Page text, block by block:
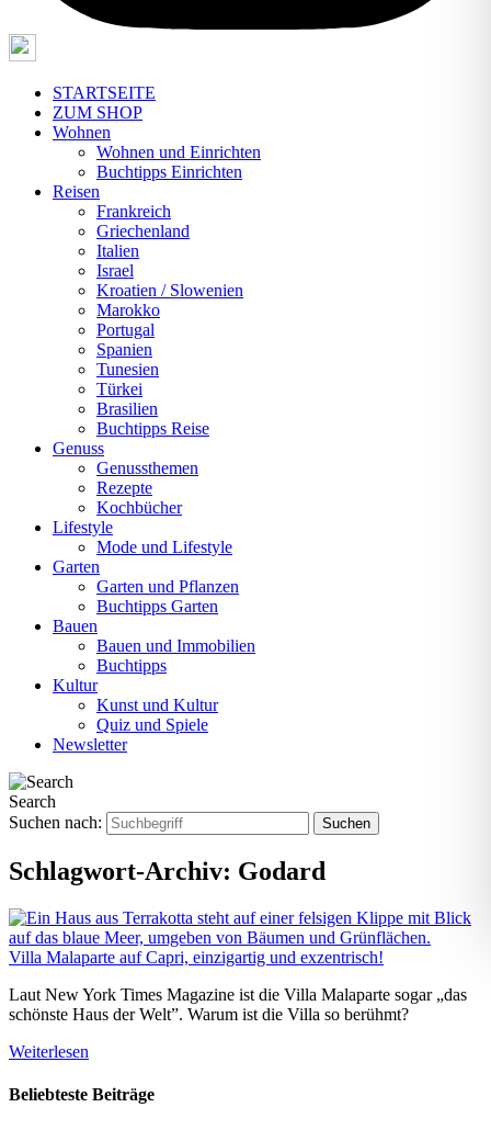
STARTSEITE
ZUM SHOP
Wohnen
Wohnen und Einrichten
Buchtipps Einrichten
Reisen
Frankreich
Griechenland
Italien
Israel
Kroatien / Slowenien
Marokko
Portugal
Spanien
Tunesien
Türkei
Brasilien
Buchtipps Reise
Genuss
Genussthemen
Rezepte
Kochbücher
Lifestyle
Mode und Lifestyle
Garten
Garten und Pflanzen
Buchtipps Garten
Bauen
Bauen und Immobilien
Buchtipps
Kultur
Kunst und Kultur
Quiz und Spiele
Newsletter
Search
Suchen nach:
Schlagwort-Archiv: Godard
Villa Malaparte auf Capri, einzigartig und exzentrisch!
Laut New York Times Magazine ist die Villa Malaparte sogar „das
schönste Haus der Welt”. Warum ist die Villa so berühmt?
Weiterlesen
Beliebteste Beiträge